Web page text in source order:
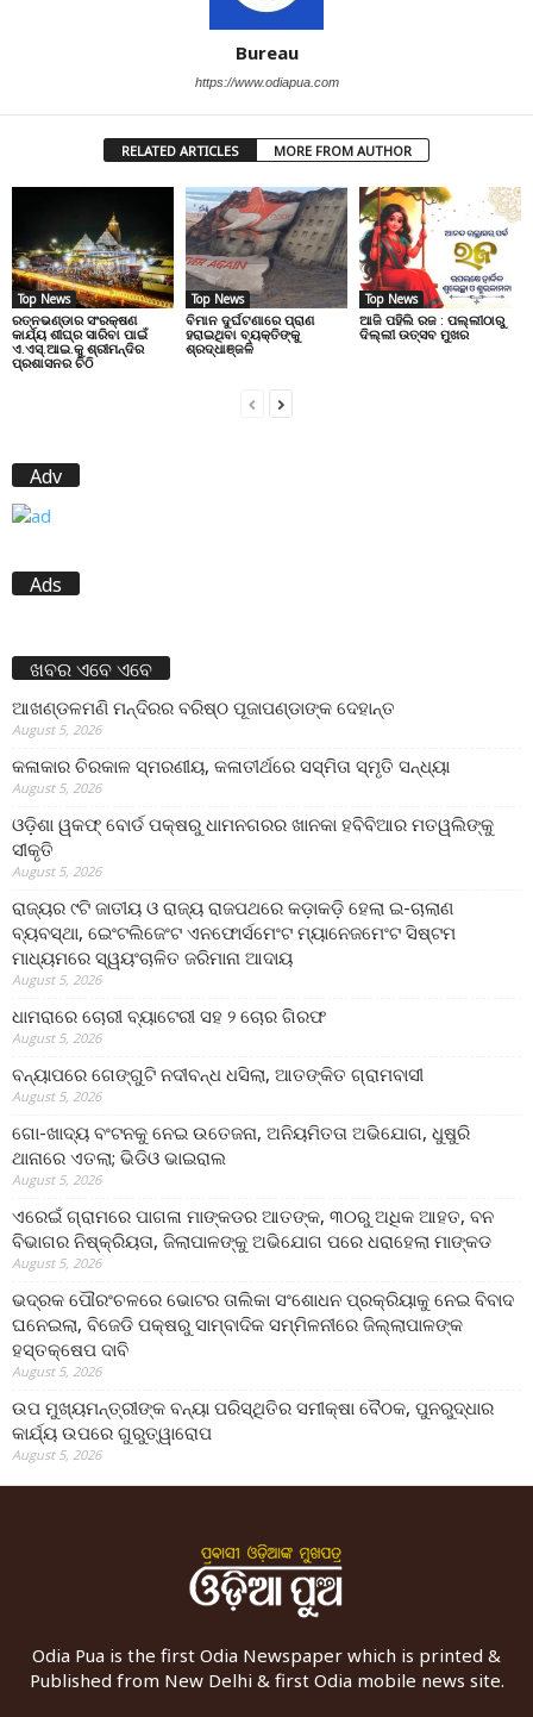
Bureau
https://www.odiapua.com
RELATED ARTICLES MORE FROM AUTHOR
Top News
ରତ୍ନଭଣ୍ଡାର ସଂରକ୍ଷଣ
କାର୍ଯ୍ୟ ଶୀଘ୍ର ସାରିବା ପାଇଁ
ଏ.ଏସ୍.ଆଇ.କୁ ଶ୍ରୀମନ୍ଦିର
ପ୍ରଶାସନର ଚିଠି
Top News
ବିମାନ ଦୁର୍ଘଟଣାରେ ପ୍ରାଣ
ହରାଇଥିବା ବ୍ୟକ୍ତିଙ୍କୁ
ଶ୍ରଦ୍ଧାଞ୍ଜଳି
Top News
ଆଜି ପହିଲି ରଜ : ପଲ୍ଲୀଠାରୁ
ଦିଲ୍ଲୀ ଉତ୍ସବ ମୁଖର
Adv
Ads
ଖବର ଏବେ ଏବେ
ଆଖଣ୍ଡଳମଣି ମନ୍ଦିରର ବରିଷ୍ଠ ପୂଜାପଣ୍ଡାଙ୍କ ଦେହାନ୍ତ
August 5, 2026
କଳାକାର ଚିରକାଳ ସ୍ମରଣୀୟ, କଳାତୀର୍ଥରେ ସସ୍ମିତା ସ୍ମୃତି ସନ୍ଧ୍ୟା
August 5, 2026
ଓଡ଼ିଶା ୱକଫ୍ ବୋର୍ଡ ପକ୍ଷରୁ ଧାମନଗରର ଖାନକା ହବିବିଆର ମତୱଲିଙ୍କୁ
ସୀକୃତି
August 5, 2026
ରାଜ୍ୟର ୯ଟି ଜାତୀୟ ଓ ରାଜ୍ୟ ରାଜପଥରେ କଡ଼ାକଡ଼ି ହେଲା ଇ-ଚାଲାଣ
ବ୍ୟବସ୍ଥା, ଇେଂଟଲିଜେଂଟ ଏନଫୋର୍ସମେଂଟ ମ୍ୟାନେଜମେଂଟ ସିଷ୍ଟମ
ମାଧ୍ୟମରେ ସ୍ୱୟଂଚାଳିତ ଜରିମାନା ଆଦାୟ
August 5, 2026
ଧାମରାରେ ଚୋରୀ ବ୍ୟାଟେରୀ ସହ ୨ ଚୋର ଗିରଫ
August 5, 2026
ବନ୍ୟାପରେ ଗେଙ୍ଗୁଟି ନଦୀବନ୍ଧ ଧସିଲା, ଆତଙ୍କିତ ଗ୍ରାମବାସୀ
August 5, 2026
ଗୋ-ଖାଦ୍ୟ ବଂଟନକୁ ନେଇ ଉତେଜନା, ଅନିୟମିତତା ଅଭିଯୋଗ, ଧୁଷୁରି
ଥାନାରେ ଏତଲା; ଭିଡିଓ ଭାଇରାଲ
August 5, 2026
ଏରେଇଁ ଗ୍ରାମରେ ପାଗଳା ମାଙ୍କଡର ଆତଙ୍କ, ୩୦ରୁ ଅଧିକ ଆହତ, ବନ
ବିଭାଗର ନିଷ୍କ୍ରିୟତା, ଜିଲାପାଳଙ୍କୁ ଅଭିଯୋଗ ପରେ ଧରାହେଲା ମାଙ୍କଡ
August 5, 2026
ଭଦ୍ରକ ପୌରଂଚଳରେ ଭୋଟର ତାଲିକା ସଂଶୋଧନ ପ୍ରକ୍ରିୟାକୁ ନେଇ ବିବାଦ
ଘନେଇଲା, ବିଜେଡି ପକ୍ଷରୁ ସାମ୍ବାଦିକ ସମ୍ମିଳନୀରେ ଜିଲ୍ଲାପାଳଙ୍କ
ହସ୍ତକ୍ଷେପ ଦାବି
August 5, 2026
ଉପ ମୁଖ୍ୟମନ୍ତ୍ରୀଙ୍କ ବନ୍ୟା ପରିସ୍ଥିତିର ସମୀକ୍ଷା ବୈଠକ, ପୁନରୁଦ୍ଧାର
କାର୍ଯ୍ୟ ଉପରେ ଗୁରୁତ୍ୱାରୋପ
August 5, 2026
Odia Pua is the first Odia Newspaper which is printed &
Published from New Delhi & first Odia mobile news site.